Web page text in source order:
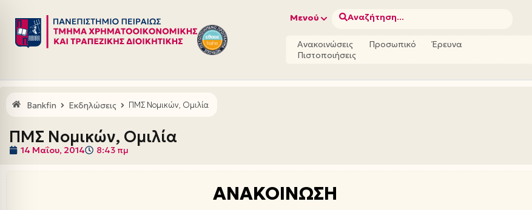
Μεταπηδήστε
στο
Μενού Αναζήτηση...
Ανακοινώσεις Προσωπικό
Έρευνα
Πιστοποιήσεις
Bankfin Εκδηλώσεις ΠΜΣ Νομικών, Ομιλία
ΠΜΣ Νομικών, Ομιλία
14 Μαΐου, 2014 8:43 πμ
ΑΝΑΚΟΙΝΩΣΗ